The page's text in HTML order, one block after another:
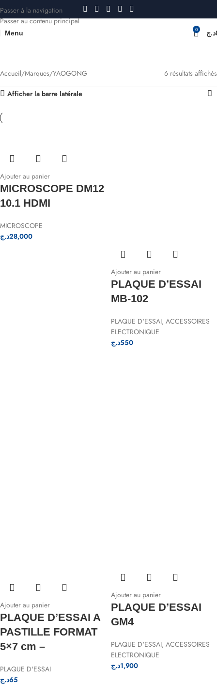
Passer à la navigation
Passer au contenu principal
Menu 0 د.ج
Accueil Marques YAOGONG 6 résultats affichés
Afficher la barre latérale
Ajouter au panier
MICROSCOPE DM12
10.1 HDMI
MICROSCOPE
28,000د.ج
Ajouter au panier
PLAQUE D’ESSAI
MB-102
PLAQUE D'ESSAI, ACCESSOIRES
ELECTRONIQUE
550د.ج
Ajouter au panier
PLAQUE D’ESSAI A
PASTILLE FORMAT
5×7 cm –
PLAQUE D'ESSAI
65د.ج
Ajouter au panier
PLAQUE D’ESSAI
GM4
PLAQUE D'ESSAI, ACCESSOIRES
ELECTRONIQUE
1,900د.ج